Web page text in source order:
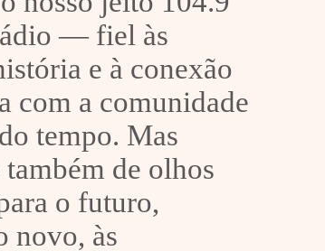
— fiel às
e à conexão
com a comunidade
tempo. Mas
de olhos
o futuro,
novo, às